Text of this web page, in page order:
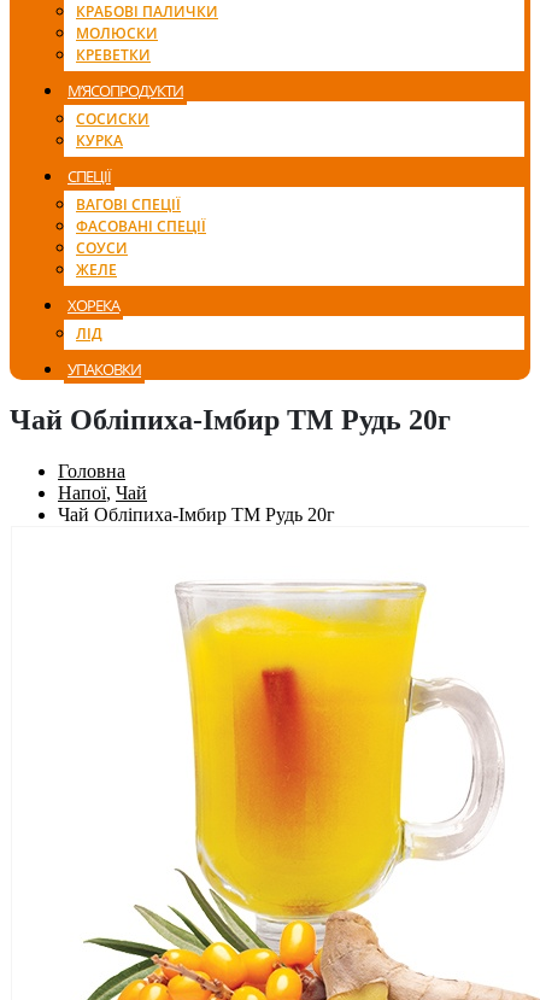
КРАБОВІ ПАЛИЧКИ
МОЛЮСКИ
КРЕВЕТКИ
М’ЯСОПРОДУКТИ
СОСИСКИ
КУРКА
СПЕЦІЇ
ВАГОВІ СПЕЦІЇ
ФАСОВАНІ СПЕЦІЇ
СОУСИ
ЖЕЛЕ
ХОРЕКА
ЛІД
УПАКОВКИ
Чай Обліпиха-Імбир ТМ Рудь 20г
Головна
Напої, Чай
Чай Обліпиха-Імбир ТМ Рудь 20г